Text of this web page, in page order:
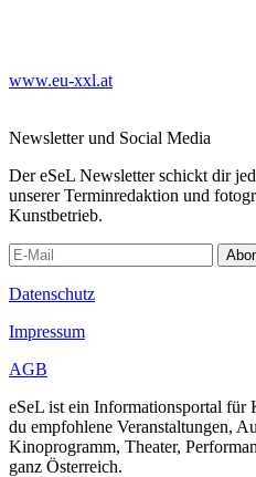
www.eu-xxl.at
Newsletter und Social Media
Der eSeL Newsletter schickt dir
unserer Terminredaktion und
Kunstbetrieb.
Datenschutz
Impressum
AGB
eSeL ist ein Informationsportal
du empfohlene Veranstaltungen,
Kinoprogramm, Theater,
ganz Österreich.